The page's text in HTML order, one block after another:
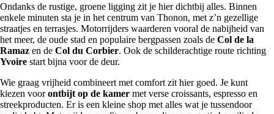
Ondanks de rustige, groene ligging zit je hier dichtbij alles. Binnen
enkele minuten sta je in het centrum van Thonon, met z’n gezellige
straatjes en terrasjes. Motorrijders waarderen vooral de nabijheid van
het meer, de oude stad en populaire bergpassen zoals de Col de la
Ramaz en de Col du Corbier. Ook de schilderachtige route richting
Yvoire start bijna voor de deur.
Wie graag vrijheid combineert met comfort zit hier goed. Je kunt
kiezen voorontbijt op de kamer met verse croissants, espresso en
streekproducten. Er is een kleine shop met alles wat je tussendoor